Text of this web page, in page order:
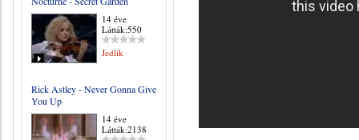
14 éve
Látták:550
Jedlik
Rick Astley - Never Gonna Give
You Up
14 éve
Látták:2138